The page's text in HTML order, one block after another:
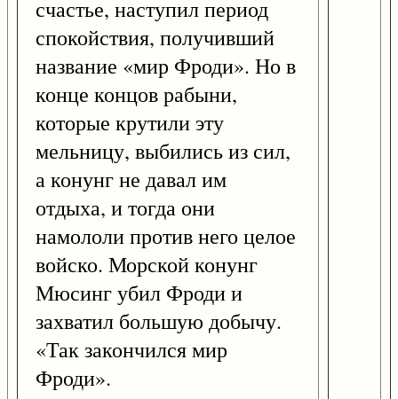
счастье, наступил период
спокойствия, получивший
название «мир Фроди». Но в
конце концов рабыни,
которые крутили эту
мельницу, выбились из сил,
а конунг не давал им
отдыха, и тогда они
намололи против него целое
войско. Морской конунг
Мюсинг убил Фроди и
захватил большую добычу.
«Так закончился мир
Фроди».